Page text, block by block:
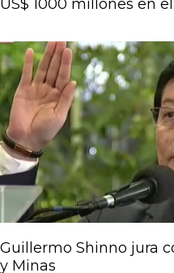
US$ 1000 millones en
Guillermo Shinno jura
y Minas